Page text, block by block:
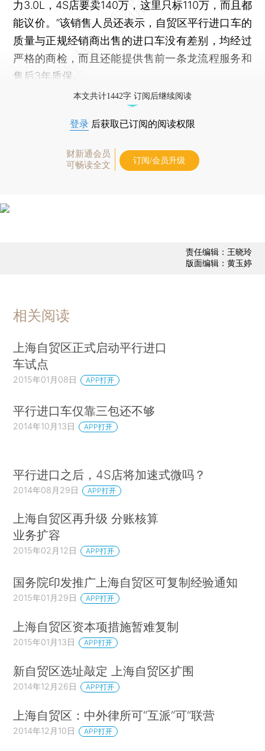
力3.0L，4S店要卖140万，这里只标110万，而且都
能议价。”该销售人员还表示，自贸区平行进口车的
质量与正规经销商出售的进口车没有差别，均经过
严格的商检，而且还能提供售前一条龙流程服务和
售后3年质保。
本文共计1442字 订阅后继续阅读
登录 后获取已订阅的阅读权限
财新通会员
可畅读全文
订阅/会员升级
责任编辑：王晓玲
版面编辑：黄玉婷
相关阅读
上海自贸区正式启动平行进口
车试点
2015年01月08日 APP打开
平行进口车仅靠三包还不够
2014年10月13日 APP打开
平行进口之后，4S店将加速式微吗？
2014年08月29日 APP打开
上海自贸区再升级 分账核算
业务扩容
2015年02月12日 APP打开
国务院印发推广上海自贸区可复制经验通知
2015年01月29日 APP打开
上海自贸区资本项措施暂难复制
2015年01月13日 APP打开
新自贸区选址敲定 上海自贸区扩围
2014年12月26日 APP打开
上海自贸区：中外律所可“互派”可“联营
2014年12月10日 APP打开